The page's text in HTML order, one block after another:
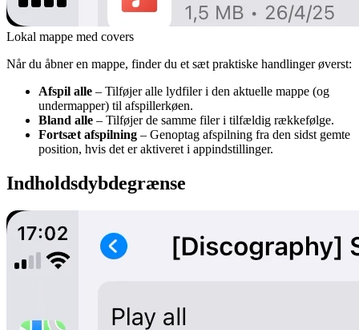
Lokal mappe med covers
Når du åbner en mappe, finder du et sæt praktiske handlinger øverst:
Afspil alle – Tilføjer alle lydfiler i den aktuelle mappe (og
undermapper) til afspillerkøen.
Bland alle – Tilføjer de samme filer i tilfældig rækkefølge.
Fortsæt afspilning – Genoptag afspilning fra den sidst gemte
position, hvis det er aktiveret i appindstillinger.
Indholdsdybdegrænse